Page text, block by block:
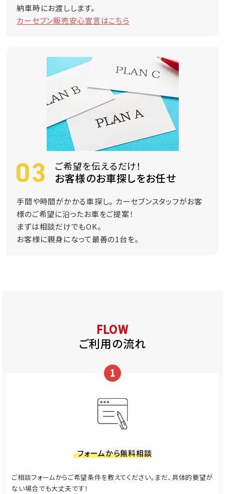
納車時にお渡しします。
カーセブン販売安心宣言はこちら
ご希望を伝えるだけ！
お客様のお車探しをお任せ
手間や時間がかかる車探し。 カーセブンスタッフがお客
様のご希望に沿ったお車をご提案！
まずは相談だけでもOK。
お客様に親身になって最善の1台を。
FLOW
ご利用の流れ
1
フォームから無料相談
ご相談フォームからご希望条件を教えてください。まだ、具体的要望が
ない場合でも大丈夫です！